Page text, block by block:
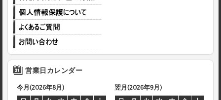
営業日カレンダー
今月(2026年8月)
翌月(2026年9月)